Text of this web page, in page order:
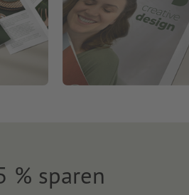
% sparen